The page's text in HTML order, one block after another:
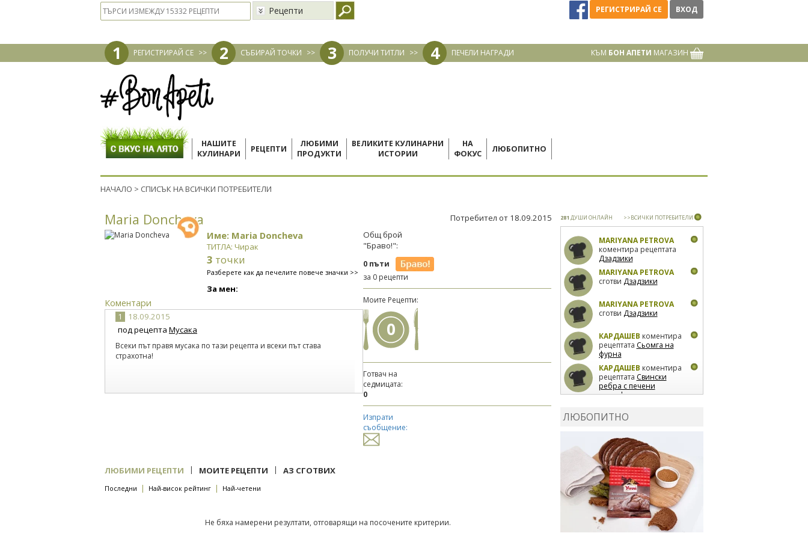
Рецепти РЕГИСТРИРАЙ СЕ ВХОД
1 РЕГИСТРИРАЙ СЕ >> 2 СЪБИРАЙ ТОЧКИ >> 3 ПОЛУЧИ ТИТЛИ >> 4 ПЕЧЕЛИ НАГРАДИ КЪМ БОН АПЕТИ МАГАЗИН
НАШИТЕ
КУЛИНАРИ
РЕЦЕПТИ
ЛЮБИМИ
ПРОДУКТИ
ВЕЛИКИТЕ КУЛИНАРНИ
ИСТОРИИ
НА
ФОКУС
ЛЮБОПИТНО
НАЧАЛО > СПИСЪК НА ВСИЧКИ ПОТРЕБИТЕЛИ
Maria Doncheva Потребител от 18.09.2015
Име: Maria Doncheva
ТИТЛА: Чирак
3 точки
Разберете как да печелите повече значки >>
За мен:
Коментари
1
18.09.2015
под рецепта Мусака
Всеки път правя мусака по тази рецепта и всеки път става
страхотна!
Общ брой
"Браво!":
0 пъти
за 0 рецепти
Моите Рецепти:
0
Готвач на
седмицата:
0
Изпрати
съобщение:
ЛЮБИМИ РЕЦЕПТИ | МОИТЕ РЕЦЕПТИ | АЗ СГОТВИХ
Последни | Най-висок рейтинг | Най-четени
Не бяха намерени резултати, отговарящи на посочените критерии.
281 ДУШИ ОНЛАЙН >>ВСИЧКИ ПОТРЕБИТЕЛИ
MARIYANA PETROVA
коментира рецептата
Дзадзики
MARIYANA PETROVA
сготви Дзадзики
MARIYANA PETROVA
сготви Дзадзики
КАРДАШЕВ коментира
рецептата Сьомга на
фурна
КАРДАШЕВ коментира
рецептата Свински
ребра с печени
картофи
лимон
коментира рецептата
Киноа със зеленчуци
ЛЮБОПИТНО